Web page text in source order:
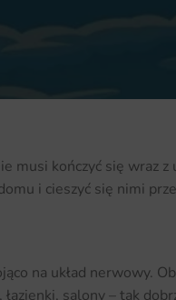
musi kończyć się wraz z
i cieszyć się nimi
na układ nerwowy.
salony – tak